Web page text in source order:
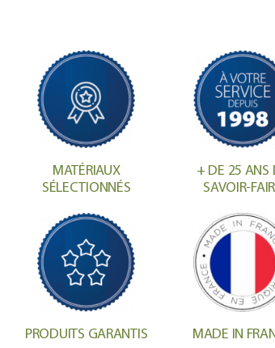
MATÉRIAUX
SÉLECTIONNÉS
+ DE 25 ANS
SAVOIR-
PRODUITS GARANTIS MADE IN